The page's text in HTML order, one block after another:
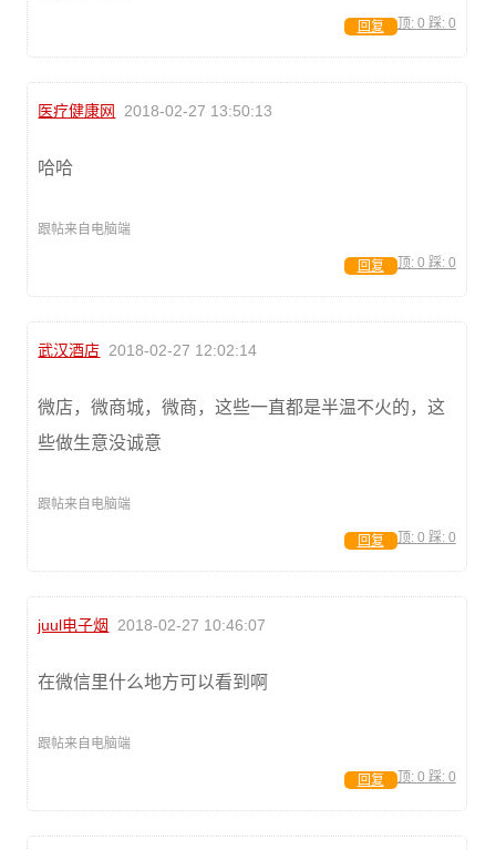
顶: 0 踩: 0
回复
医疗健康网 2018-02-27 13:50:13
哈哈
跟帖来自电脑端
顶: 0 踩: 0
回复
武汉酒店 2018-02-27 12:02:14
微店，微商城，微商，这些一直都是半温不火的，这
些做生意没诚意
跟帖来自电脑端
顶: 0 踩: 0
回复
juul电子烟 2018-02-27 10:46:07
在微信里什么地方可以看到啊
跟帖来自电脑端
顶: 0 踩: 0
回复